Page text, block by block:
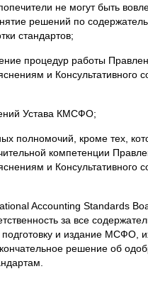
не могут быть
решений по
стандартов;
процедур работы
и Консультативного
Устава КМСФО;
полномочий, кроме тех,
компетенции
и Консультативного
Accounting Standards
за все
и издание МСФО,
решение об